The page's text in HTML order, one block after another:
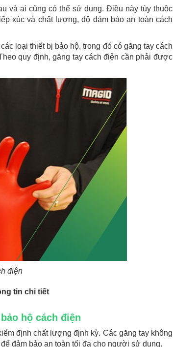
và ai cũng có thể sử dụng. Điều này tùy thuộc
xúc và chất lượng, độ đảm bảo an toàn cách
loại thiết bị bảo hộ, trong đó có găng tay cách
quy định, găng tay cách điện cần phải được
điện
tin chi tiết
hộ cách điện
định chất lượng định kỳ. Các găng tay không
đảm bảo an toàn tối đa cho người sử dụng.